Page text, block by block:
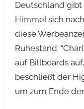
Deutschland
Himmel sich
diese
Ruhestand:
auf Billboards
beschließt der
um zum Ende